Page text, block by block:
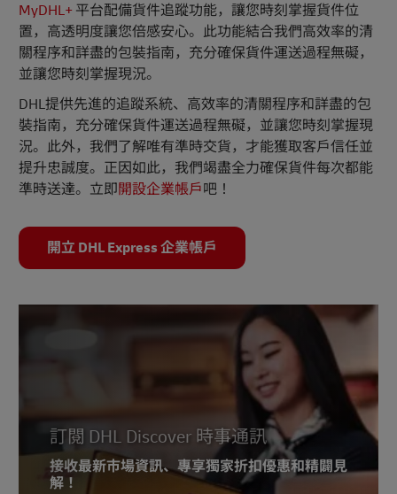
MyDHL+ 平台配備貨件追蹤功能，讓您時刻掌握貨件位
置，高透明度讓您倍感安心。此功能結合我們高效率的清
關程序和詳盡的包裝指南，充分確保貨件運送過程無礙，
並讓您時刻掌握現況。
DHL提供先進的追蹤系統、高效率的清關程序和詳盡的包
裝指南，充分確保貨件運送過程無礙，並讓您時刻掌握現
況。此外，我們了解唯有準時交貨，才能獲取客戶信任並
提升忠誠度。正因如此，我們竭盡全力確保貨件每次都能
準時送達。立即開設企業帳戶吧！
開立 DHL Express 企業帳戶
訂閱 DHL Discover 時事通訊
接收最新市場資訊、專享獨家折扣優惠和精闢見
解！